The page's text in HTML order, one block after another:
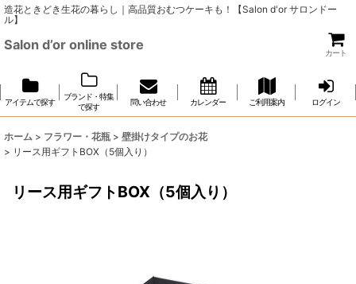
造花ときどき生花の暮らし｜高品質おむつケーキも！【Salon d'or サロンドー
ル】
Salon d’or online store
カート
アイテムで探す
ブランド・特集
で探す
問い合わせ カレンダー ご利用案内 ログイン
ホーム > フラワー・花瓶 > 壁掛けタイプのお花
> リース用ギフトBOX（5個入り）
リース用ギフトBOX（5個入り）